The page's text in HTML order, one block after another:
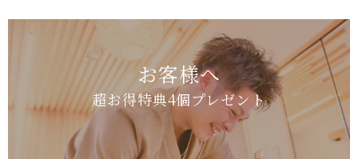
お客様へ
超お得特典4個プレゼント